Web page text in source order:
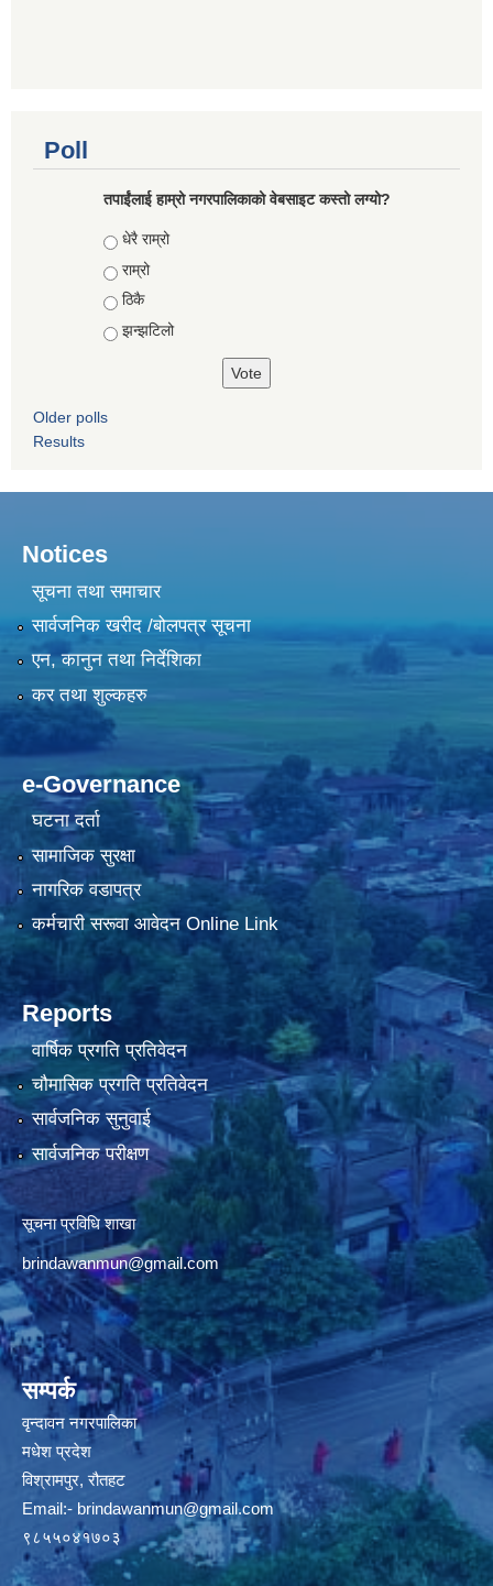
Poll
तपाईंलाई हाम्रो नगरपालिकाको वेबसाइट कस्तो लग्यो?
Choices
धेरै राम्रो
राम्रो
ठिकै
झन्झटिलो
Older polls
Results
Notices
सूचना तथा समाचार
सार्वजनिक खरीद /बोलपत्र सूचना
एन, कानुन तथा निर्देशिका
कर तथा शुल्कहरु
e-Governance
घटना दर्ता
सामाजिक सुरक्षा
नागरिक वडापत्र
कर्मचारी सरूवा आवेदन Online Link
Reports
वार्षिक प्रगति प्रतिवेदन
चौमासिक प्रगति प्रतिवेदन
सार्वजनिक सुनुवाई
सार्वजनिक परीक्षण
सूचना प्रविधि शाखा
brindawanmun@gmail.com
सम्पर्क
वृन्दावन नगरपालिका
मधेश प्रदेश
विश्रामपुर, रौतहट
Email:- brindawanmun@gmail.com
९८५५०४१७०३